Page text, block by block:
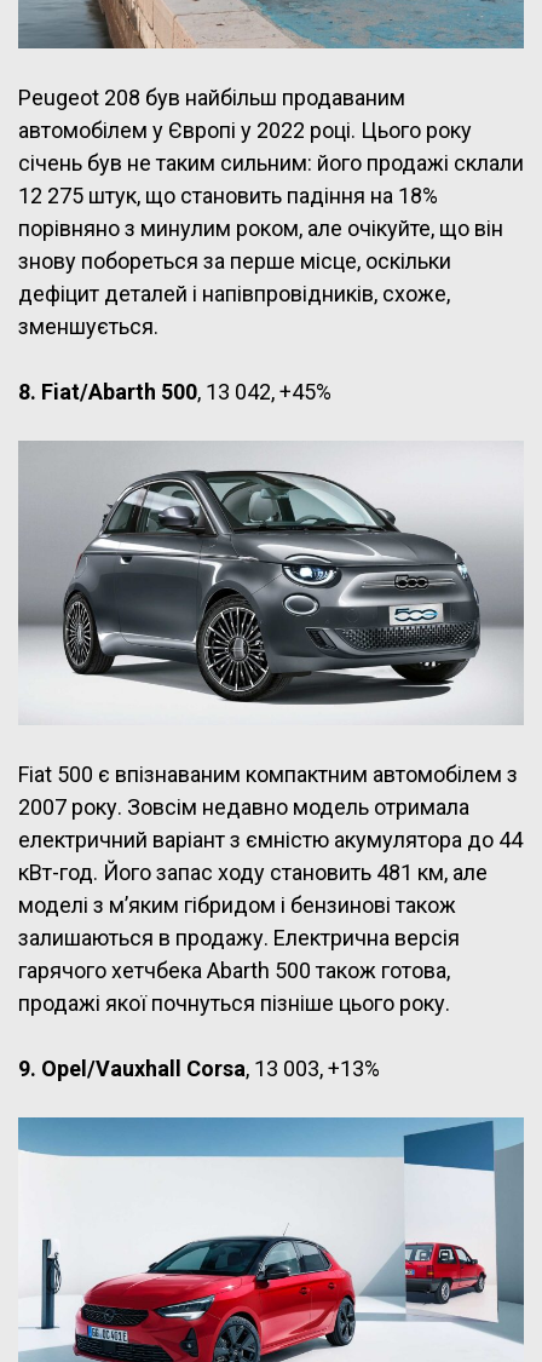
Peugeot 208 був найбільш продаваним
автомобілем у Європі у 2022 році. Цього року
січень був не таким сильним: його продажі склали
12 275 штук, що становить падіння на 18%
порівняно з минулим роком, але очікуйте, що він
знову побореться за перше місце, оскільки
дефіцит деталей і напівпровідників, схоже,
зменшується.
8. Fiat/Abarth 500, 13 042, +45%
Fiat 500 є впізнаваним компактним автомобілем з
2007 року. Зовсім недавно модель отримала
електричний варіант з ємністю акумулятора до 44
кВт-год. Його запас ходу становить 481 км, але
моделі з м’яким гібридом і бензинові також
залишаються в продажу. Електрична версія
гарячого хетчбека Abarth 500 також готова,
продажі якої почнуться пізніше цього року.
9. Opel/Vauxhall Corsa, 13 003, +13%